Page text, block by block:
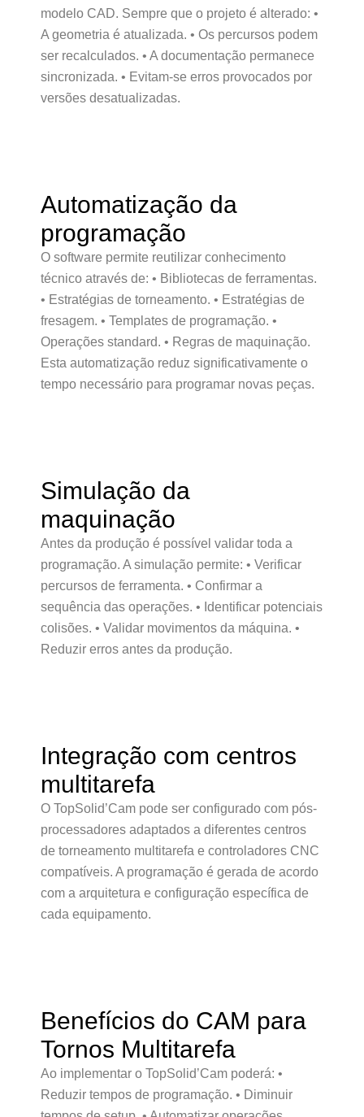
modelo CAD. Sempre que o projeto é alterado: •
A geometria é atualizada. • Os percursos podem
ser recalculados. • A documentação permanece
sincronizada. • Evitam-se erros provocados por
versões desatualizadas.
Automatização da
programação
O software permite reutilizar conhecimento
técnico através de: • Bibliotecas de ferramentas.
• Estratégias de torneamento. • Estratégias de
fresagem. • Templates de programação. •
Operações standard. • Regras de maquinação.
Esta automatização reduz significativamente o
tempo necessário para programar novas peças.
Simulação da
maquinação
Antes da produção é possível validar toda a
programação. A simulação permite: • Verificar
percursos de ferramenta. • Confirmar a
sequência das operações. • Identificar potenciais
colisões. • Validar movimentos da máquina. •
Reduzir erros antes da produção.
Integração com centros
multitarefa
O TopSolid’Cam pode ser configurado com pós-
processadores adaptados a diferentes centros
de torneamento multitarefa e controladores CNC
compatíveis. A programação é gerada de acordo
com a arquitetura e configuração específica de
cada equipamento.
Benefícios do CAM para
Tornos Multitarefa
Ao implementar o TopSolid’Cam poderá: •
Reduzir tempos de programação. • Diminuir